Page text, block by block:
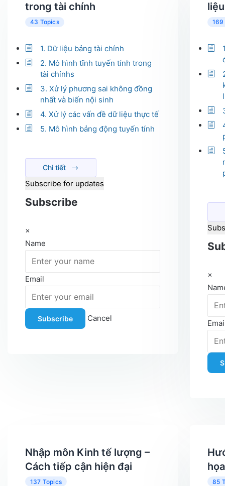
trong tài chính
43 Topics
1. Dữ liệu bảng tài chính
2. Mô hình tĩnh tuyến tính trong
tài chínhs
3. Xử lý phương sai không đồng
nhất và biến nội sinh
4. Xử lý các vấn đề dữ liệu thực tế
5. Mô hình bảng động tuyến tính
Chi tiết
Subscribe for updates
Subscribe
×
Name
Email
Subscribe Cancel
169
×
Nhập môn Kinh tế lượng –
Cách tiếp cận hiện đại
137 Topics 85